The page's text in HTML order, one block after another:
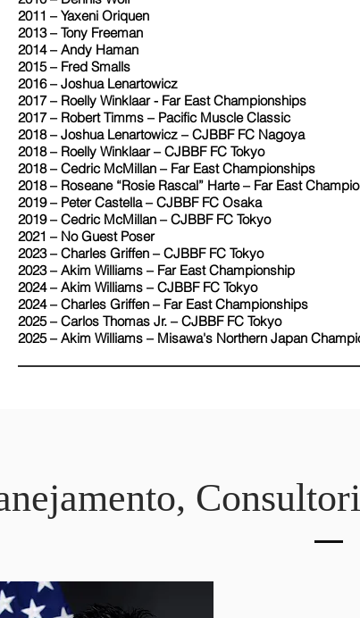
2011 – Yaxeni Oriquen
2013 – Tony Freeman
2014 – Andy Haman
2015 – Fred Smalls
2016 – Joshua Lenartowicz
2017 – Roelly Winklaar - Far East Championships
2017 – Robert Timms – Pacific Muscle Classic
2018 – Joshua Lenartowicz – CJBBF FC Nagoya
2018 – Roelly Winklaar – CJBBF FC Tokyo
2018 – Cedric McMillan – Far East Championships
2018 – Roseane “Rosie Rascal” Harte – Far East
2019 – Peter Castella – CJBBF FC Osaka
2019 – Cedric McMillan – CJBBF FC Tokyo
2021 – No Guest Poser
2023 – Charles Griffen – CJBBF FC Tokyo
2023 – Akim Williams – Far East Championship
2024 – Akim Williams – CJBBF FC Tokyo
2024 – Charles Griffen – Far East Championships
2025 – Carlos Thomas Jr. – CJBBF FC Tokyo
2025 – Akim Williams – Misawa's Northern Japan